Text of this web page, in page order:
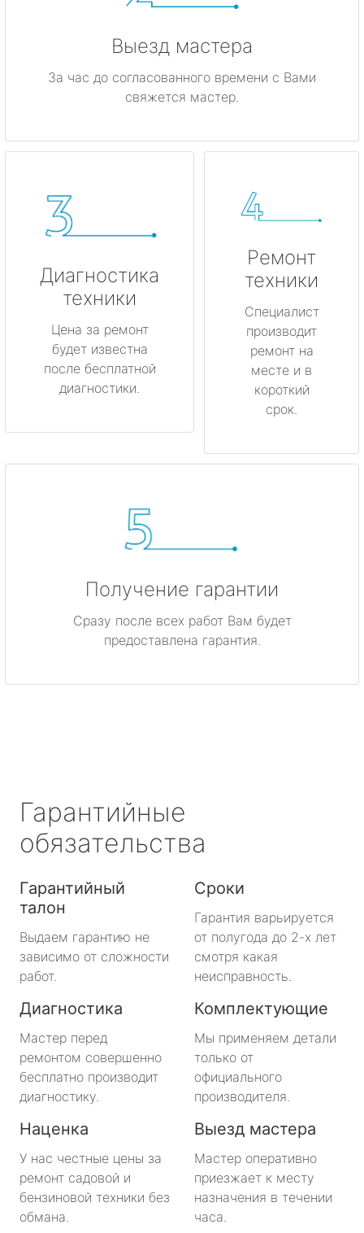
Выезд мастера
За час до согласованного времени с Вами
свяжется мастер.
Диагностика
техники
Цена за ремонт
будет известна
после бесплатной
диагностики.
Ремонт
техники
Специалист
производит
ремонт на
месте и в
короткий
срок.
Получение гарантии
Сразу после всех работ Вам будет
предоставлена гарантия.
Гарантийные
обязательства
Гарантийный
талон
Выдаем гарантию не
зависимо от сложности
работ.
Сроки
Гарантия варьируется
от полугода до 2-х лет
смотря какая
неисправность.
Диагностика
Мастер перед
ремонтом совершенно
бесплатно производит
диагностику.
Комплектующие
Мы применяем детали
только от
официального
производителя.
Наценка
У нас честные цены за
ремонт садовой и
бензиновой техники без
обмана.
Выезд мастера
Мастер оперативно
приезжает к месту
назначения в течении
часа.